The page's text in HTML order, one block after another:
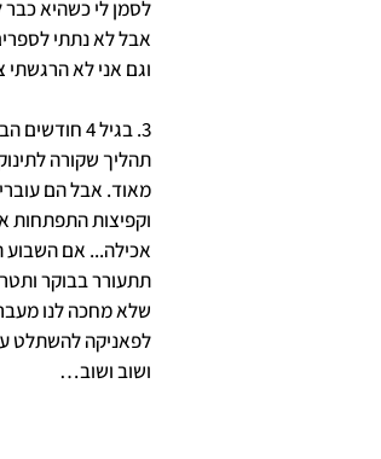
לסמן לי כשהיא
אבל לא נתתי
וגם אני לא הרגשתי
3. בגיל 4
מאוד. אבל הם
וקפיצות התפתחות
אכילה... אם השבוע
תתעורר בבוקר
שלא מחכה לנו
לפאניקה להשתלט
ושוב ושוב…